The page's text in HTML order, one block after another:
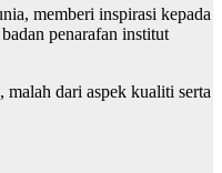
memberi inspirasi kepada
penarafan institut
malah dari aspek kualiti serta